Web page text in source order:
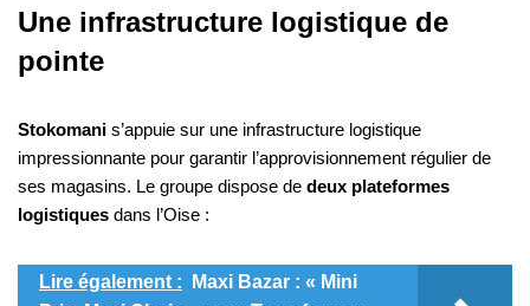
Une infrastructure logistique de
pointe
Stokomani s’appuie sur une infrastructure logistique
impressionnante pour garantir l’approvisionnement régulier de
ses magasins. Le groupe dispose de deux plateformes
logistiques dans l’Oise :
Lire également :
Maxi Bazar : « Mini